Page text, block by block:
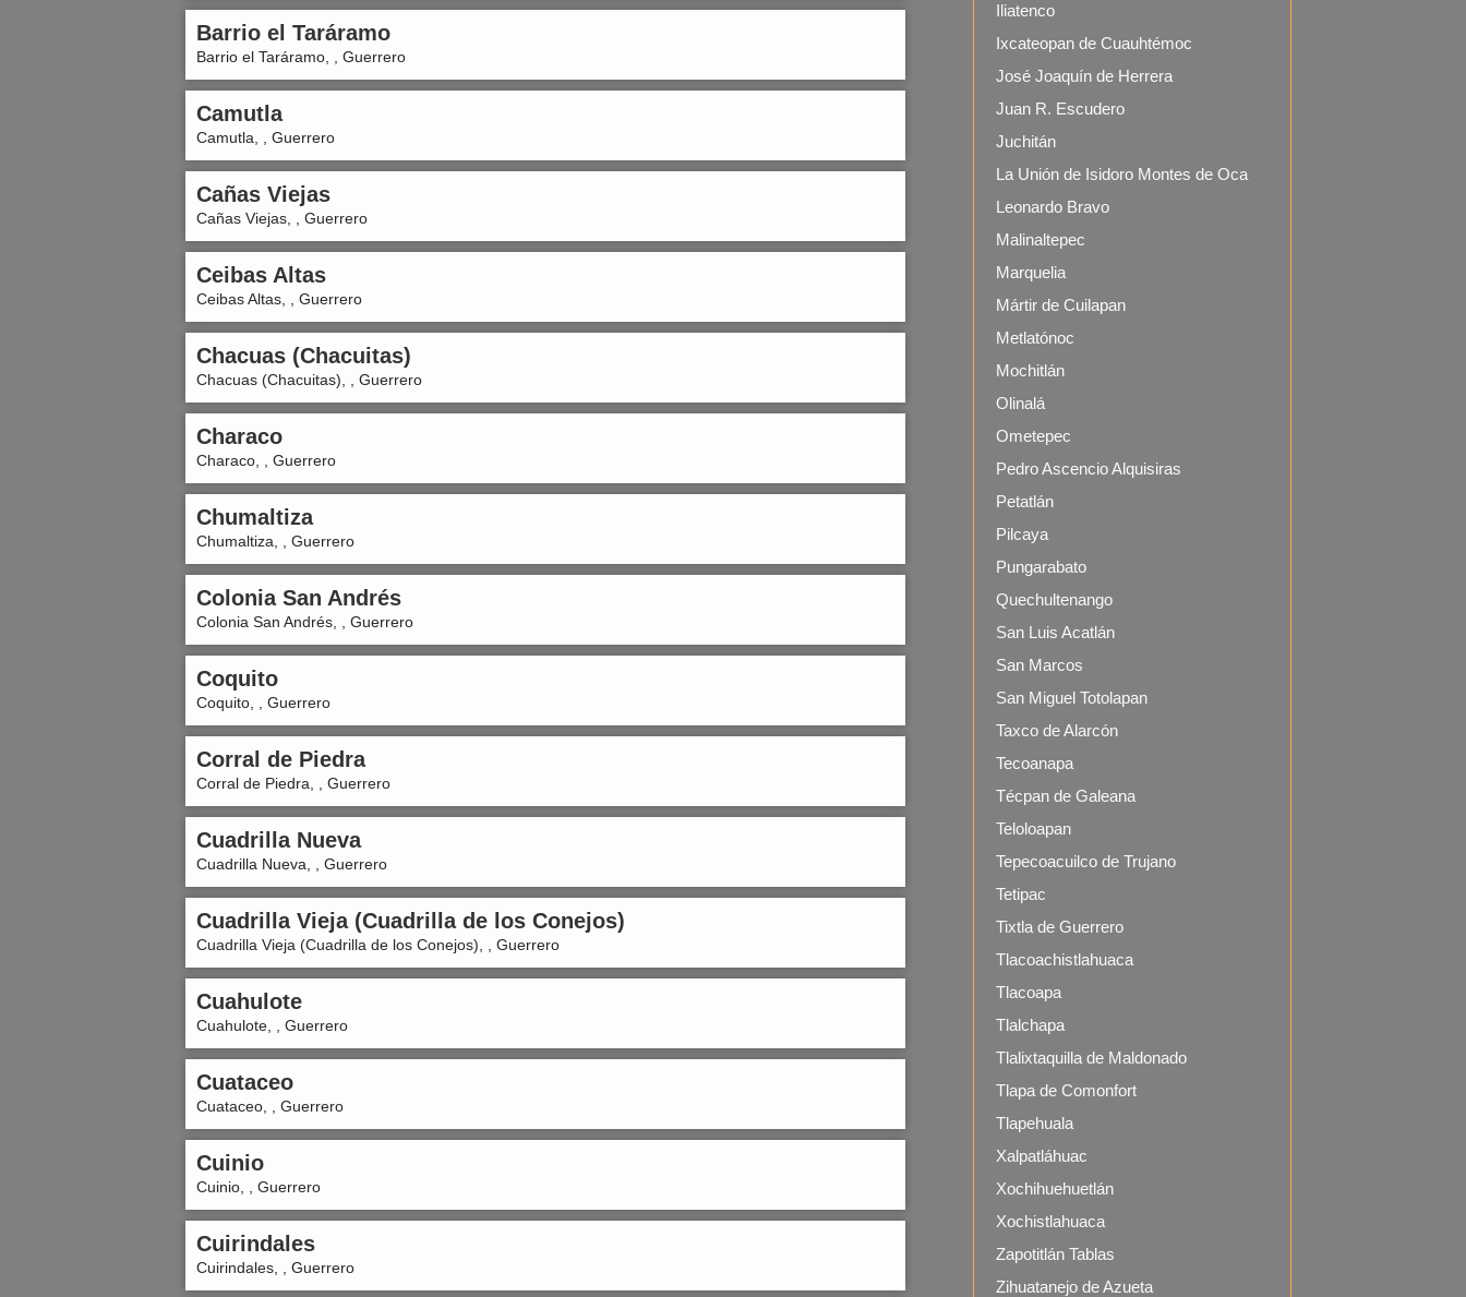
Barrio el Taráramo
Barrio el Taráramo, , Guerrero
Camutla
Camutla, , Guerrero
Cañas Viejas
Cañas Viejas, , Guerrero
Ceibas Altas
Ceibas Altas, , Guerrero
Chacuas (Chacuitas)
Chacuas (Chacuitas), , Guerrero
Characo
Characo, , Guerrero
Chumaltiza
Chumaltiza, , Guerrero
Colonia San Andrés
Colonia San Andrés, , Guerrero
Coquito
Coquito, , Guerrero
Corral de Piedra
Corral de Piedra, , Guerrero
Cuadrilla Nueva
Cuadrilla Nueva, , Guerrero
Cuadrilla Vieja (Cuadrilla de los Conejos)
Cuadrilla Vieja (Cuadrilla de los Conejos), , Guerrero
Cuahulote
Cuahulote, , Guerrero
Cuataceo
Cuataceo, , Guerrero
Cuinio
Cuinio, , Guerrero
Cuirindales
Cuirindales, , Guerrero
Iliatenco
Ixcateopan de Cuauhtémoc
José Joaquín de Herrera
Juan R. Escudero
Juchitán
La Unión de Isidoro Montes de Oca
Leonardo Bravo
Malinaltepec
Marquelia
Mártir de Cuilapan
Metlatónoc
Mochitlán
Olinalá
Ometepec
Pedro Ascencio Alquisiras
Petatlán
Pilcaya
Pungarabato
Quechultenango
San Luis Acatlán
San Marcos
San Miguel Totolapan
Taxco de Alarcón
Tecoanapa
Técpan de Galeana
Teloloapan
Tepecoacuilco de Trujano
Tetipac
Tixtla de Guerrero
Tlacoachistlahuaca
Tlacoapa
Tlalchapa
Tlalixtaquilla de Maldonado
Tlapa de Comonfort
Tlapehuala
Xalpatláhuac
Xochihuehuetlán
Xochistlahuaca
Zapotitlán Tablas
Zihuatanejo de Azueta